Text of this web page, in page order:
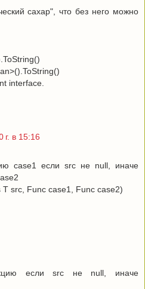
сахар", что без него можно
interface.
г. в 15:16
case1 если src не null, иначе
src, Func case1, Func case2)
если src не null, иначе